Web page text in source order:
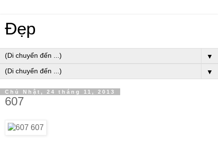
Đẹp
▼
▼
Chủ Nhật, 24 tháng 11, 2013
607